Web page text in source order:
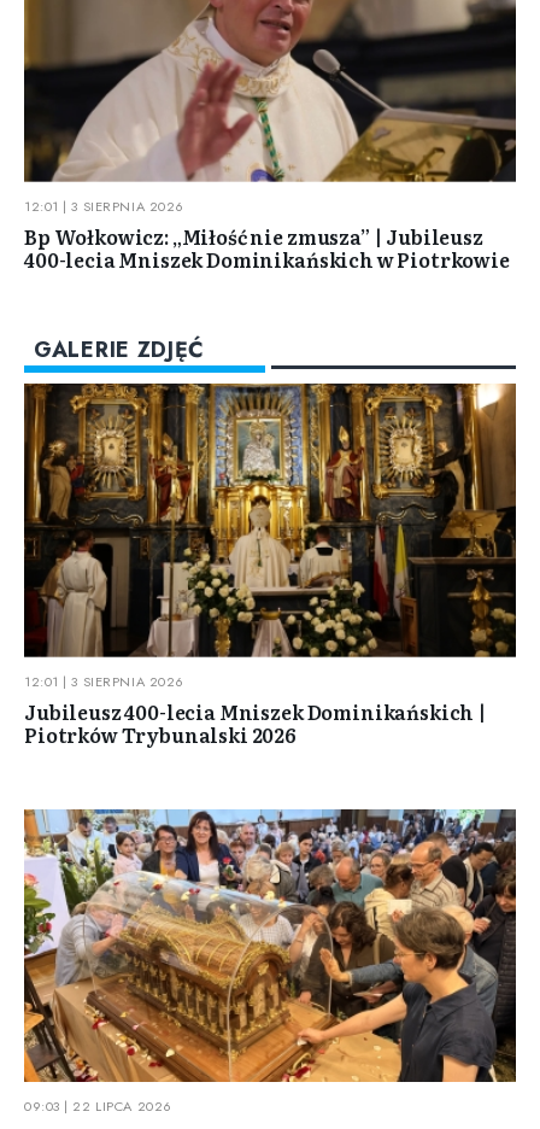
12:01 | 3 SIERPNIA 2026
Bp Wołkowicz: „Miłość nie zmusza” | Jubileusz
400-lecia Mniszek Dominikańskich w Piotrkowie
GALERIE ZDJĘĆ
12:01 | 3 SIERPNIA 2026
Jubileusz 400-lecia Mniszek Dominikańskich |
Piotrków Trybunalski 2026
09:03 | 22 LIPCA 2026